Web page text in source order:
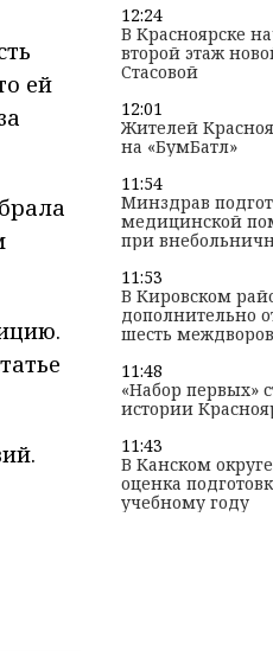
ей
12:24
В Красноярске
второй этаж
Стасовой
12:01
Жителей
на «БумБатл»
11:54
Минздрав
медицинской
при
11:53
В Кировском
дополнительно
шесть
11:48
«Набор первых»
истории
11:43
В Канском
оценка
учебному году